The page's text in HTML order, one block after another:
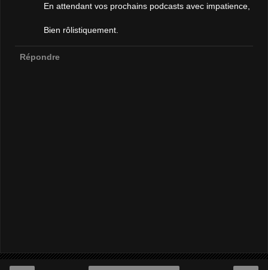
En attendant vos prochains podcasts avec impatience,
Bien rôlistiquement.
Répondre